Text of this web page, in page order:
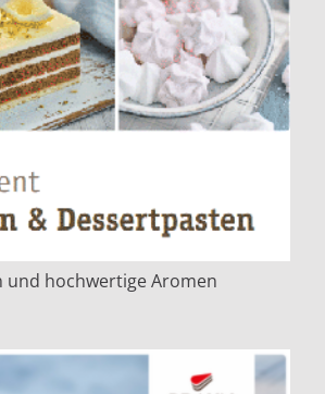
und hochwertige Aromen